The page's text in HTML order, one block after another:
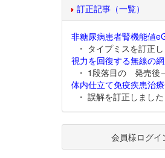
訂正記事（一覧）
非糖尿病患者腎機能値
・ タイプミスを訂正
視力を回復する無線の
・ 1段落目の 発売後
体内仕立て免疫疾患治
・ 誤解を訂正しまし
会員様ログイ